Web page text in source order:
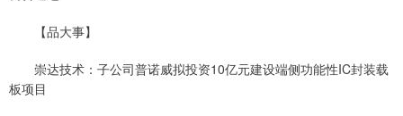
【品大事】
崇达技术：子公司普诺威拟投资10亿元建设端侧功能性IC封装载
板项目